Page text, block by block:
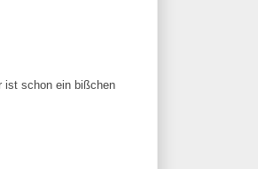
ist schon ein bißchen